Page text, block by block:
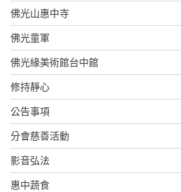
佛光山惠中寺
佛光童軍
佛光緣美術館台中館
修持靜心
公告事項
分會慈善活動
影音弘法
惠中蔬食